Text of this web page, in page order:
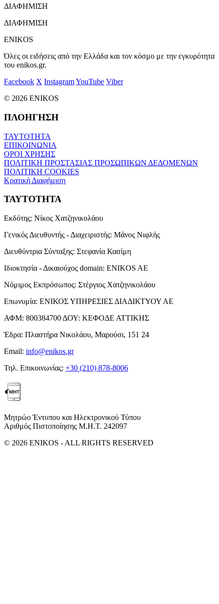
ΔΙΑΦΗΜΙΣΗ
ΔΙΑΦΗΜΙΣΗ
ENIKOS
Όλες οι ειδήσεις από την Ελλάδα και τον κόσμο με την εγκυρότητα
του enikos.gr.
Facebook X InstagramYouTube Viber
© 2026 ENIKOS
ΠΛΟΗΓΗΣΗ
ΤΑΥΤΟΤΗΤΑ
ΕΠΙΚΟΙΝΩΝΙΑ
ΟΡΟΙ ΧΡΗΣΗΣ
ΠΟΛΙΤΙΚΗ ΠΡΟΣΤΑΣΙΑΣ ΠΡΟΣΩΠΙΚΩΝ ΔΕΔΟΜΕΝΩΝ
ΠΟΛΙΤΙΚΗ COOKIES
Κρατική Διαφήμιση
ΤΑΥΤΟΤΗΤΑ
Εκδότης: Νίκος Χατζηνικολάου
Γενικός Διευθυντής - Διαχειριστής: Μάνος Νιφλής
Διευθύντρια Σύνταξης: Στεφανία Κασίμη
Ιδιοκτησία - Δικαιούχος domain: ENIKOS AE
Νόμιμος Εκπρόσωπος: Στέργιος Χατζηνικολάου
Επωνυμία: ΕΝΙΚΟΣ ΥΠΗΡΕΣΙΕΣ ΔΙΑΔΙΚΤΥΟΥ ΑΕ
ΑΦΜ: 800384700 ΔΟΥ: ΚΕΦΟΔΕ ΑΤΤΙΚΗΣ
Έδρα: Πλαστήρα Νικολάου, Μαρούσι, 151 24
Email: info@enikos.gr
Τηλ. Επικοινωνίας: +30 (210) 878-8006
Μητρώο Έντυπου και Ηλεκτρονικού Τύπου
Αριθμός Πιστοποίησης Μ.Η.Τ. 242097
© 2026 ENIKOS - ALL RIGHTS RESERVED